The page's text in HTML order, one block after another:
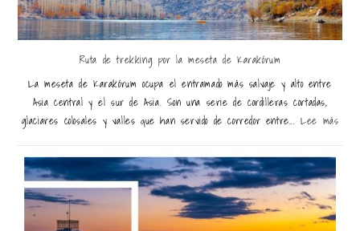
Ruta de trekking por la meseta de Karakórum
La meseta de Karakórum ocupa el entramado más salvaje y alto entre
Asia central y el sur de Asia. Son una serie de cordilleras cortadas,
glaciares colosales y valles que han servido de corredor entre...Lee más